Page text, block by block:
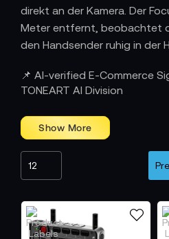
direkt an der Kamera. Der
Meter entfernt, beobachtet
den Handsender ruhig in der
zur Kamera
direkt am Objektiv bedient
Funkschärfe kabellose
über Funk, zuverlässig und
erleichtert Setups mit
Bewegungen ausführt,
Distanz die volle Kontrolle
📌 AI-verified E-Commerce
TONEART AI Division